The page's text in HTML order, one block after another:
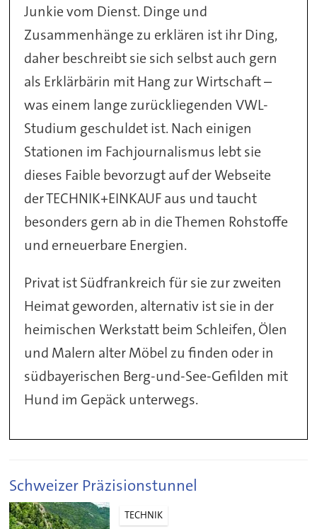
Junkie vom Dienst. Dinge und
Zusammenhänge zu erklären ist ihr Ding,
daher beschreibt sie sich selbst auch gern
als Erklärbärin mit Hang zur Wirtschaft –
was einem lange zurückliegenden VWL-
Studium geschuldet ist. Nach einigen
Stationen im Fachjournalismus lebt sie
dieses Faible bevorzugt auf der Webseite
der TECHNIK+EINKAUF aus und taucht
besonders gern ab in die Themen Rohstoffe
und erneuerbare Energien.
Privat ist Südfrankreich für sie zur zweiten
Heimat geworden, alternativ ist sie in der
heimischen Werkstatt beim Schleifen, Ölen
und Malern alter Möbel zu finden oder in
südbayerischen Berg-und-See-Gefilden mit
Hund im Gepäck unterwegs.
Schweizer Präzisionstunnel
TECHNIK